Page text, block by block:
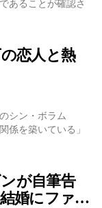
あることが確認さ
恋人と熱
シン・ボラム
係を築いている」
が自筆告
婚にファ